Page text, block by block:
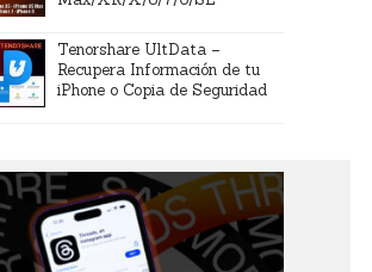
Tenorshare UltData –
Recupera Información de tu
iPhone o Copia de Seguridad